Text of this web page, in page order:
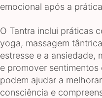
emocional após a
O Tantra inclui práticas
yoga, massagem
estresse e a ansiedade,
e promover
podem ajudar a
consciência e